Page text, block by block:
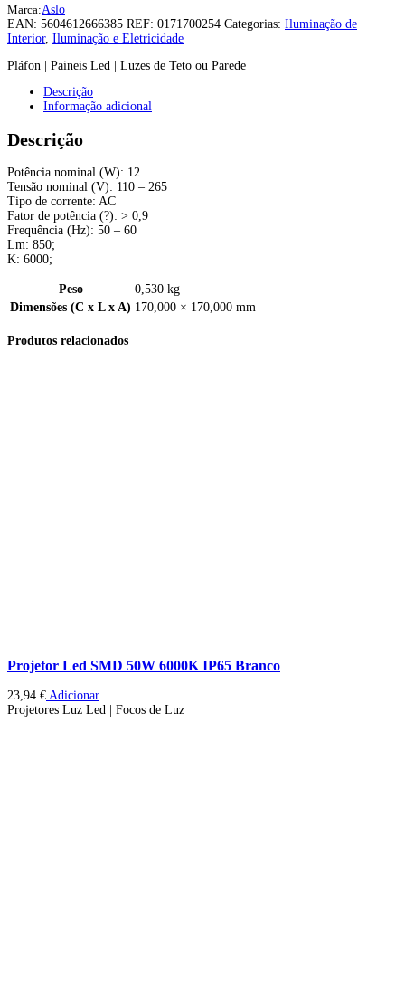
Marca:Aslo
EAN: 5604612666385 REF: 0171700254 Categorias: Iluminação de
Interior, Iluminação e Eletricidade
Pláfon | Paineis Led | Luzes de Teto ou Parede
Descrição
Informação adicional
Descrição
Potência nominal (W): 12
Tensão nominal (V): 110 – 265
Tipo de corrente: AC
Fator de potência (?): > 0,9
Frequência (Hz): 50 – 60
Lm: 850;
K: 6000;
Peso
0,530 kg
Dimensões (C x L x A) 170,000 × 170,000 mm
Produtos relacionados
Projetor Led SMD 50W 6000K IP65 Branco
23,94 € Adicionar
Projetores Luz Led | Focos de Luz